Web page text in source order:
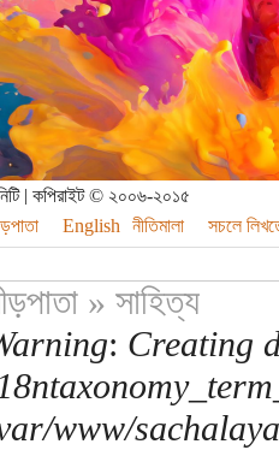
| কপিরাইট © ২০০৬-২০১৫
English নীতিমালা সচলে
» সাহিত্য
: Creating
www/